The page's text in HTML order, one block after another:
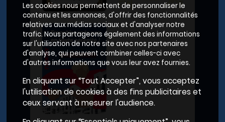
Les cookies nous permettent de personnaliser le
contenu et les annonces, d'offrir des fonctionnalités
relatives aux médias sociaux et d'analyser notre
trafic. Nous partageons également des informations
sur l'utilisation de notre site avec nos partenaires
d'analyse, qui peuvent combiner celles-ci avec
d'autres informations que vous leur avez fournies.
En cliquant sur “Tout Accepter”, vous acceptez
l'utilisation de cookies à des fins publicitaires et
ceux servant à mesurer l'audience.